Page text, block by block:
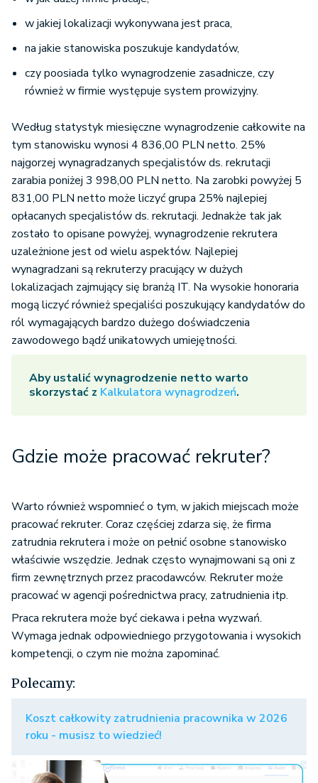
w jakiej lokalizacji wykonywana jest praca,
na jakie stanowiska poszukuje kandydatów,
czy poosiada tylko wynagrodzenie zasadnicze, czy
również w firmie występuje system prowizyjny.
Według statystyk miesięczne wynagrodzenie całkowite na
tym stanowisku wynosi 4 836,00 PLN netto. 25%
najgorzej wynagradzanych specjalistów ds. rekrutacji
zarabia poniżej 3 998,00 PLN netto. Na zarobki powyżej 5
831,00 PLN netto może liczyć grupa 25% najlepiej
opłacanych specjalistów ds. rekrutacji. Jednakże tak jak
zostało to opisane powyżej, wynagrodzenie rekrutera
uzależnione jest od wielu aspektów. Najlepiej
wynagradzani są rekruterzy pracujący w dużych
lokalizacjach zajmujący się branżą IT. Na wysokie honoraria
mogą liczyć również specjaliści poszukujący kandydatów do
ról wymagających bardzo dużego doświadczenia
zawodowego bądź unikatowych umiejętności.
Aby ustalić wynagrodzenie netto warto
skorzystać z Kalkulatora wynagrodzeń.
Gdzie może pracować rekruter?
Warto również wspomnieć o tym, w jakich miejscach może
pracować rekruter. Coraz częściej zdarza się, że firma
zatrudnia rekrutera i może on pełnić osobne stanowisko
właściwie wszędzie. Jednak często wynajmowani są oni z
firm zewnętrznych przez pracodawców. Rekruter może
pracować w agencji pośrednictwa pracy, zatrudnienia itp.
Praca rekrutera może być ciekawa i pełna wyzwań.
Wymaga jednak odpowiedniego przygotowania i wysokich
kompetencji, o czym nie można zapominać.
Polecamy:
Koszt całkowity zatrudnienia pracownika w 2026
roku - musisz to wiedzieć!